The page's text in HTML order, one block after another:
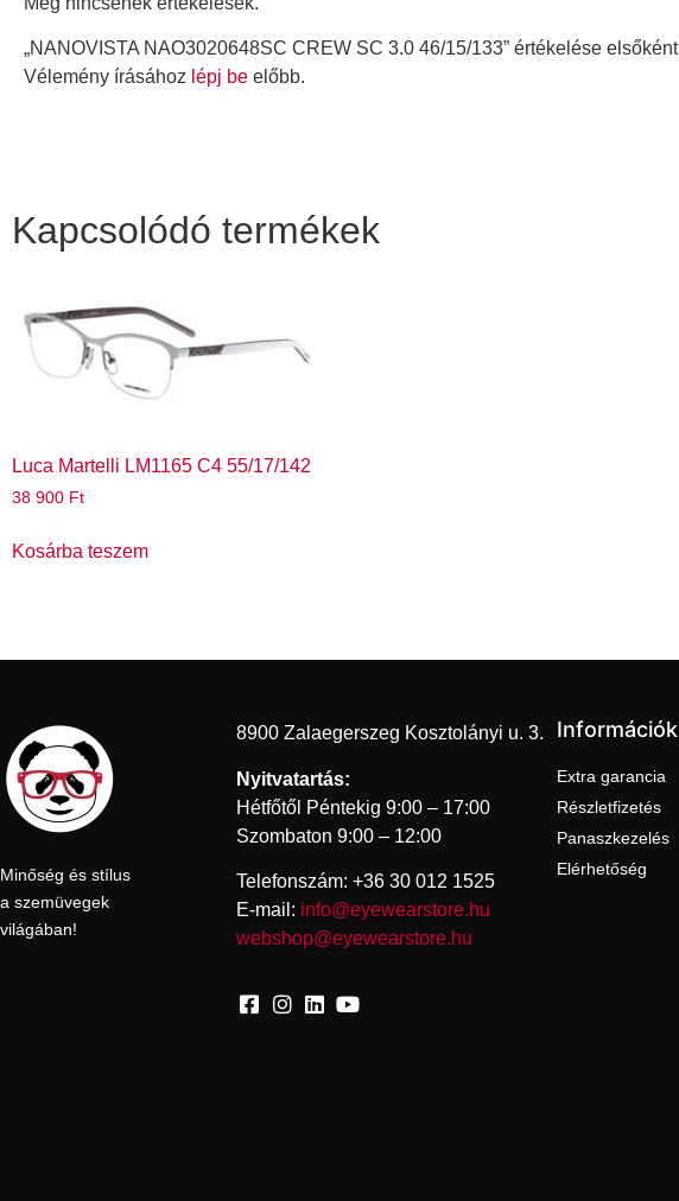
„NANOVISTA NAO3020648SC CREW SC 3.0 46/15/133” értékelése elsőként
Vélemény írásához lépj be előbb.
Kapcsolódó termékek
Luca Martelli LM1165 C4 55/17/142
38 900 Ft
Kosárba teszem
Minőség és stílus
a szemüvegek
világában!
8900 Zalaegerszeg Kosztolányi u. 3.
Nyitvatartás:
Hétfőtől Péntekig 9:00 – 17:00
Szombaton 9:00 – 12:00
Telefonszám: +36 30 012 1525
E-mail: info@eyewearstore.hu
webshop@eyewearstore.hu
Információk
Extra garancia
Részletfizetés
Panaszkezelés
Elérhetőség